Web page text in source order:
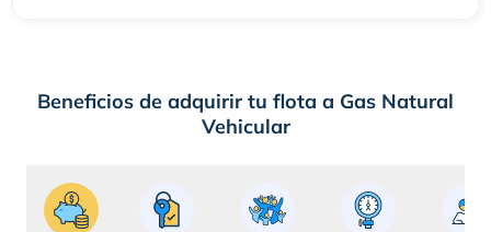
Beneficios de adquirir tu flota a Gas Natural
Vehicular